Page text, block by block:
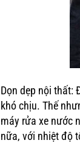
Dọn dẹp nội thất:
khó chịu. Thế
máy rửa xe nước
nữa, với nhiệt độ